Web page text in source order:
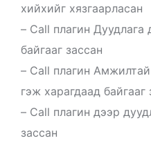
хийхийг хязгаарласан
– Call плагин Дуудлага
байгааг зассан
– Call плагин
гэж харагдаад байгааг
– Call плагин дээр
зассан